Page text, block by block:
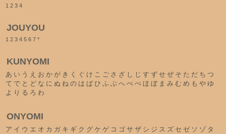
1 2 3 4
JOUYOU
1 2 3 4 5 6 7 *
KUNYOMI
あ い う え お か が き く ぐ け こ ご さ ざ し じ す ず せ ぜ そ た だ ち つ
て で と ど な に ぬ ね の は ば ひ ふ ぶ へ べ ぺ ほ ぼ ま み む め も や ゆ
よ り る ろ わ
ONYOMI
ア イ ウ エ オ カ ガ キ ギ ク グ ケ ゲ コ ゴ サ ザ シ ジ ス ズ セ ゼ ソ ゾ タ